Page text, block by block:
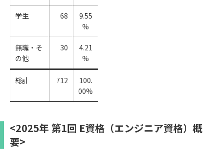
総計 712
100.
00%
学生 68
9.55
%
無職・そ
の他
30
4.21
%
<2025年 第1回 E資格（エンジニア資格）概
要>